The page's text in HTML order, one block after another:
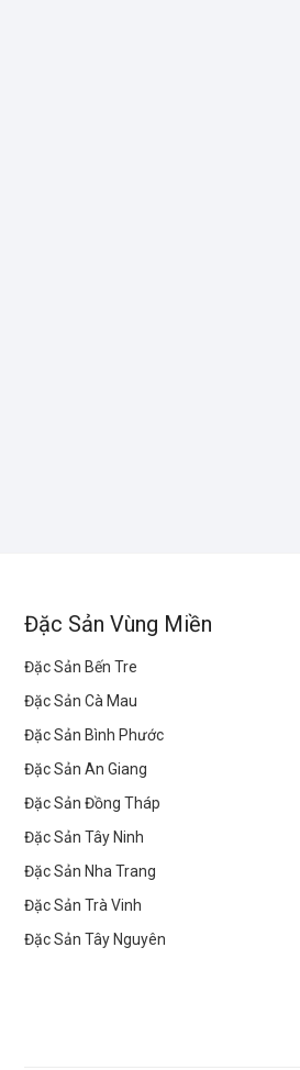
Đặc Sản Vùng Miền
Đặc Sản Bến Tre
Đặc Sản Cà Mau
Đặc Sản Bình Phước
Đặc Sản An Giang
Đặc Sản Đồng Tháp
Đặc Sản Tây Ninh
Đặc Sản Nha Trang
Đặc Sản Trà Vinh
Đặc Sản Tây Nguyên